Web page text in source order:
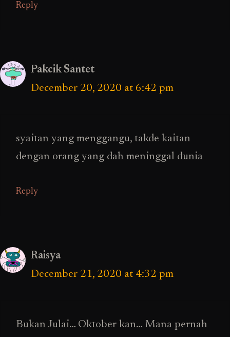
Reply
Pakcik Santet
December 20, 2020 at 6:42 pm
syaitan yang menggangu, takde kaitan
dengan orang yang dah meninggal dunia
Reply
Raisya
December 21, 2020 at 4:32 pm
Bukan Julai… Oktober kan… Mana pernah